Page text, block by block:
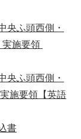
央ふ頭西側・
施要領
央ふ頭西側・
施要領【英語
書